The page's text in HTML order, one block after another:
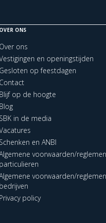
OVER ONS
Over ons
en openingstijden
Gesloten op feestdagen
Contact
Blijf op de hoogte
Blog
SBK in de media
Schenken en ANBI
voorwaarden/
particulieren
voorwaarden/
bedrijven
Privacy policy